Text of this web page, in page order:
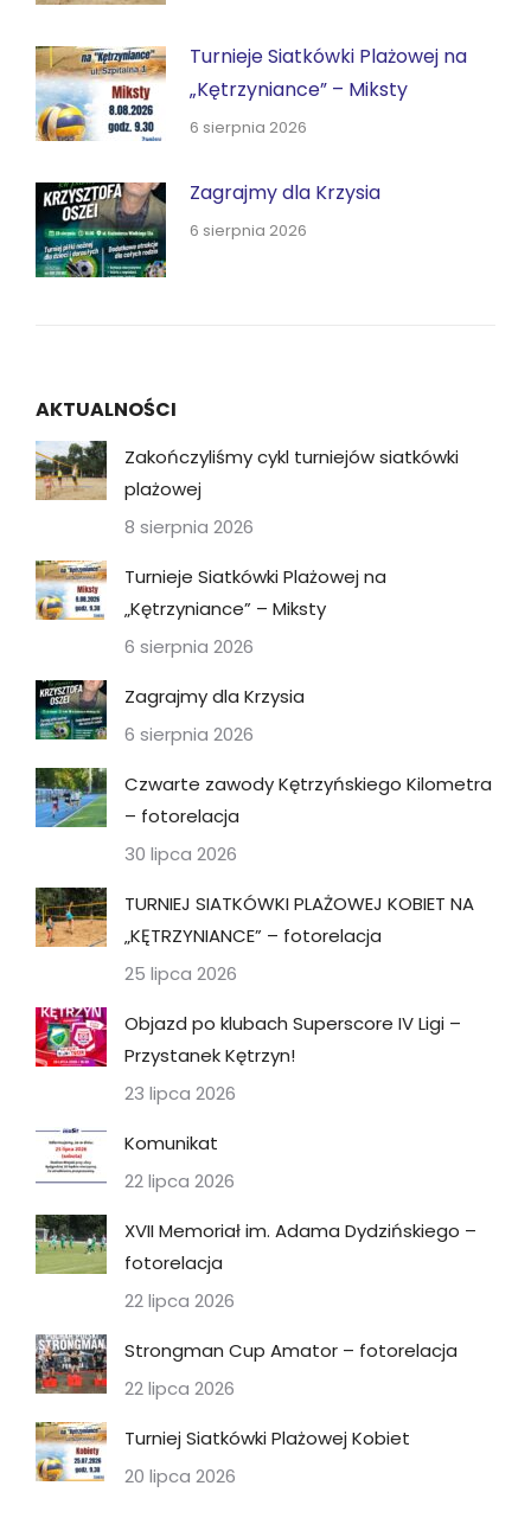
Turnieje Siatkówki Plażowej na
„Kętrzyniance” – Miksty
6 sierpnia 2026
Zagrajmy dla Krzysia
6 sierpnia 2026
AKTUALNOŚCI
Zakończyliśmy cykl turniejów siatkówki
plażowej
8 sierpnia 2026
Turnieje Siatkówki Plażowej na
„Kętrzyniance” – Miksty
6 sierpnia 2026
Zagrajmy dla Krzysia
6 sierpnia 2026
Czwarte zawody Kętrzyńskiego Kilometra
– fotorelacja
30 lipca 2026
TURNIEJ SIATKÓWKI PLAŻOWEJ KOBIET NA
„KĘTRZYNIANCE” – fotorelacja
25 lipca 2026
Objazd po klubach Superscore IV Ligi –
Przystanek Kętrzyn!
23 lipca 2026
Komunikat
22 lipca 2026
XVII Memoriał im. Adama Dydzińskiego –
fotorelacja
22 lipca 2026
Strongman Cup Amator – fotorelacja
22 lipca 2026
Turniej Siatkówki Plażowej Kobiet
20 lipca 2026